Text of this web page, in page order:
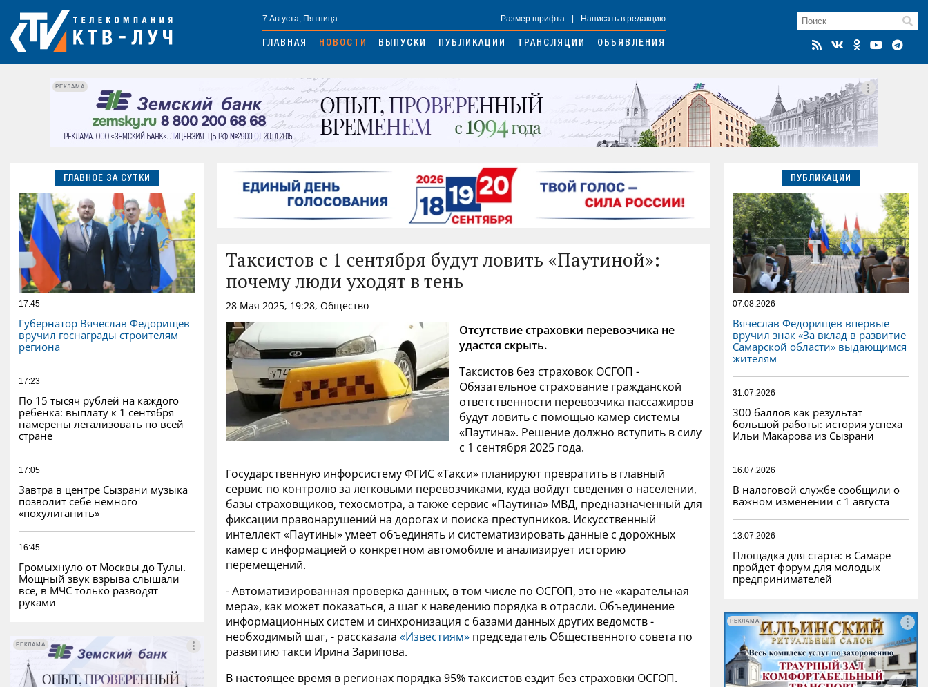
7 Августа, Пятница Размер шрифта Написать в редакцию
ГЛАВНАЯ НОВОСТИ ВЫПУСКИ ПУБЛИКАЦИИ ТРАНСЛЯЦИИ ОБЪЯВЛЕНИЯ
РЕКЛАМА
ГЛАВНОЕ ЗА СУТКИ
17:45
Губернатор Вячеслав Федорищев
вручил госнаграды строителям
региона
17:23
По 15 тысяч рублей на каждого
ребенка: выплату к 1 сентября
намерены легализовать по всей
стране
17:05
Завтра в центре Сызрани музыка
позволит себе немного
«похулиганить»
16:45
Громыхнуло от Москвы до Тулы.
Мощный звук взрыва слышали
все, в МЧС только разводят
руками
РЕКЛАМА
РЕКЛАМА
Таксистов с 1 сентября будут ловить «Паутиной»:
почему люди уходят в тень
28 Мая 2025, 19:28, Общество
Отсутствие страховки перевозчика не
удастся скрыть.
Таксистов без страховок ОСГОП -
Обязательное страхование гражданской
ответственности перевозчика пассажиров
будут ловить с помощью камер системы
«Паутина». Решение должно вступить в силу
с 1 сентября 2025 года.
Государственную инфорсистему ФГИС «Такси» планируют превратить в главный
сервис по контролю за легковыми перевозчиками, куда войдут сведения о населении,
базы страховщиков, техосмотра, а также сервис «Паутина» МВД, предназначенный для
фиксации правонарушений на дорогах и поиска преступников. Искусственный
интеллект «Паутины» умеет объединять и систематизировать данные с дорожных
камер с информацией о конкретном автомобиле и анализирует историю
перемещений.
- Автоматизированная проверка данных, в том числе по ОСГОП, это не «карательная
мера», как может показаться, а шаг к наведению порядка в отрасли. Объединение
информационных систем и синхронизация с базами данных других ведомств -
необходимый шаг, - рассказала «Известиям» председатель Общественного совета по
развитию такси Ирина Зарипова.
В настоящее время в регионах порядка 95% таксистов ездит без страховки ОСГОП.
ПУБЛИКАЦИИ
07.08.2026
Вячеслав Федорищев впервые
вручил знак «За вклад в развитие
Самарской области» выдающимся
жителям
31.07.2026
300 баллов как результат
большой работы: история успеха
Ильи Макарова из Сызрани
16.07.2026
В налоговой службе сообщили о
важном изменении с 1 августа
13.07.2026
Площадка для старта: в Самаре
пройдет форум для молодых
предпринимателей
РЕКЛАМА